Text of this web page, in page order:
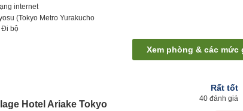
internet
Yurakucho
Đi bộ
Xem phòng & các mức
Hotel Ariake Tokyo
Rất tốt
40 đánh giá